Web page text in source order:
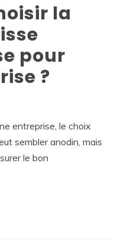
la
pour
?
entreprise, le choix
sembler anodin, mais
le bon